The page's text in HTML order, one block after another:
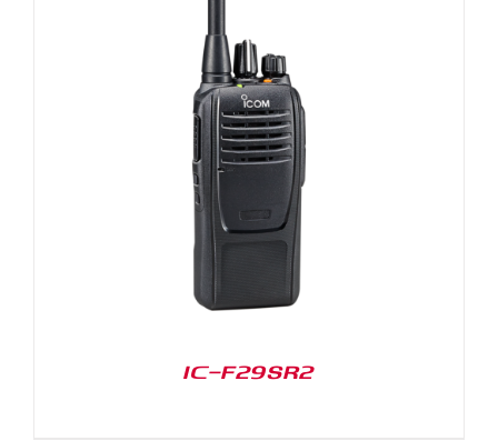
IC-F29SR2